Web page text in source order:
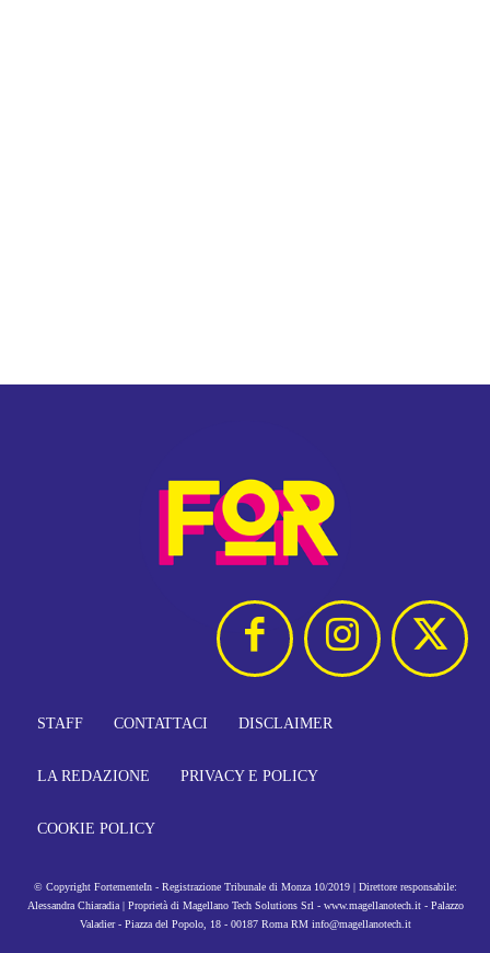
STAFF CONTATTACI DISCLAIMER
LA REDAZIONE PRIVACY E POLICY
COOKIE POLICY
© Copyright FortementeIn - Registrazione Tribunale di Monza 10/2019 | Direttore responsabile:
Alessandra Chiaradia | Proprietà di Magellano Tech Solutions Srl - www.magellanotech.it - Palazzo
Valadier - Piazza del Popolo, 18 - 00187 Roma RM info@magellanotech.it